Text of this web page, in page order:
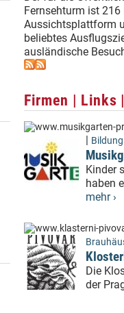
Fernsehturm ist 216
Aussichtsplattform
beliebtes
ausländische
Firmen | Links
| Bildung
Kinder
haben
mehr ›
Die
der